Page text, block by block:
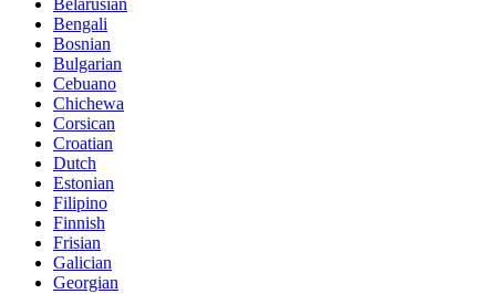
Bengali
Bosnian
Bulgarian
Cebuano
Chichewa
Corsican
Croatian
Dutch
Estonian
Filipino
Finnish
Frisian
Galician
Georgian